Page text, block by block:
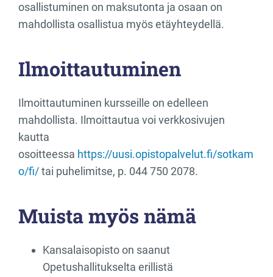
osallistuminen on maksutonta ja osaan on
mahdollista osallistua myös etäyhteydellä.
Ilmoittautuminen
Ilmoittautuminen kursseille on edelleen
mahdollista. Ilmoittautua voi verkkosivujen
kautta
osoitteessa https://uusi.opistopalvelut.fi/sotkam
o/fi/tai puhelimitse, p. 044 750 2078.
Muista myös nämä
Kansalaisopisto on saanut
Opetushallitukselta erillistä